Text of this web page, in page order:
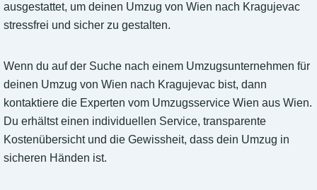
ausgestattet, um deinen Umzug von Wien nach Kragujevac
stressfrei und sicher zu gestalten.
Wenn du auf der Suche nach einem Umzugsunternehmen für
deinen Umzug von Wien nach Kragujevac bist, dann
kontaktiere die Experten vom Umzugsservice Wien aus Wien.
Du erhältst einen individuellen Service, transparente
Kostenübersicht und die Gewissheit, dass dein Umzug in
sicheren Händen ist.